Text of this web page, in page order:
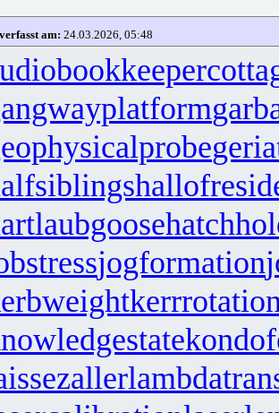
verfasst am: 24.03.2026, 05:48
jogformation